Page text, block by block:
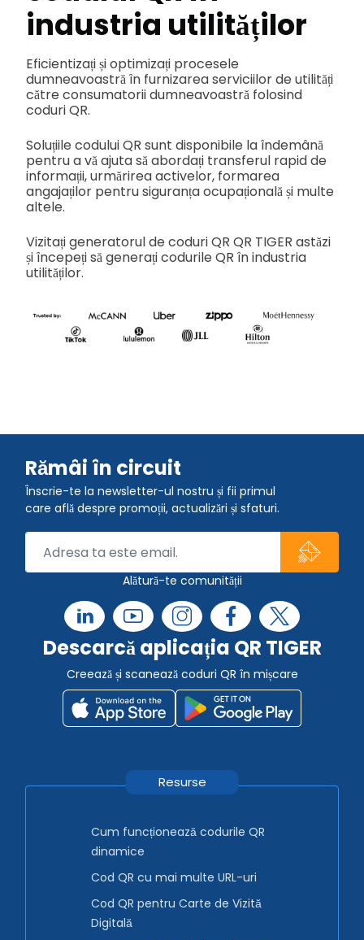
industria utilităților
Eficientizați și optimizați procesele
dumneavoastră în furnizarea serviciilor de utilități
către consumatorii dumneavoastră folosind
coduri QR.
Soluțiile codului QR sunt disponibile la îndemână
pentru a vă ajuta să abordați transferul rapid de
informații, urmărirea activelor, formarea
angajaților pentru siguranța ocupațională și multe
altele.
Vizitați generatorul de coduri QR QR TIGER astăzi
și începeți să generați codurile QR în industria
utilităților.
Rămâi în circuit
Înscrie-te la newsletter-ul nostru și fii primul
care află despre promoții, actualizări și sfaturi.
Alătură-te comunității
Descarcă aplicația QR TIGER
Creează și scanează coduri QR în mișcare
Resurse
Cum funcționează codurile QR
dinamice
Cod QR cu mai multe URL-uri
Cod QR pentru Carte de Vizită
Digitală